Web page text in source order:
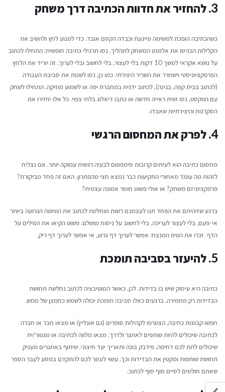
3. להחזיר את חדוות הכתיבה דרך משחק
כשהכתיבה הופכת למשימה מייגעת וכבדה הקסם אובד. כדי למנוע לחץ ולהשיב את
הקלילות הכניסו את אלמנט המשחק לתהליך. נסו תרגילי כתיבה חופשית: התחילו לכתוב
על נושא אקראי למשך 10 דקות בלי לעצור, בלי לחשוב ובלי לערוך. זה יוריד את הלחץ
הפרפקציוניסטי וישחרר את השריר היצירתי. כמו כן, נסו לשנות את סביבת העבודה
(לכתוב בבית קפה, בגינה), לכתוב ידנית במחברת יפה או לשמוע מוזיקה. התחילו לשחק
עם הטקסט, נסו זווית ראייה חדשה או כתבו דיאלוג בלתי צפוי. כל אלו יחזירו את
הסקרנות והיצירתיות שאבדו.
4. לפרק את המחסום הרגשי
מחסום כתיבה הוא לעיתים קרובות סימפטום לבעיה רגשית עמוקה יותר. אם נצליח
לזהות מה עומד מאחורי התקיעות כבר נמצא חצי מהפתרון. האם זה פחד מביקורת?
פרפקציוניזם משתק? או אולי פשוט חוסר אמונה עצמית?
ברגע שזיהיתם את הפחד תנו לעצמכם רשות מוחלטת לכתוב את הטיוטה הגרועה ביותר
אי-פעם. בלי לעצור לעריכה, בלי לחשוב על ניסוח מושלם. פשוט הקיאו את המילים על
הדף. זכרו את הטיפ המנצח: אפשר לערוך דף גרוע, אי אפשר לערוך דף ריק.
5. להיעזר בסביבה תומכת
כתיבה היא עיסוק שיש בו בדידות. לכן, כאשר המוטיבציה לכתוב נחלשת תחושת
הבדידות רק מחמירה. ברגעים כאלו סביבהתומכת יכולה לשמש כחמצן של ממש.
חפשו קבוצות כתיבה, הצטרפו לקהילות סופרים (גם אונליין) או מצאו חבר או חברה
לכתיבה שיכולים להיות שותפים לאתגר ולדרך. מצאו מלווה לכתיבה או מנטור/ית
שיכולים לתת לכם דחיפה, פידבק בונה ותאריך יעד חיצוני. שיתוף באתגרים מעניק
תחושת שותפות ומקטין את הבדידות וכך, עשוי לעזור לכם להתקדם במסע לעבר הספר
שאתם חולמים לסיים סוף סוף לכתוב.